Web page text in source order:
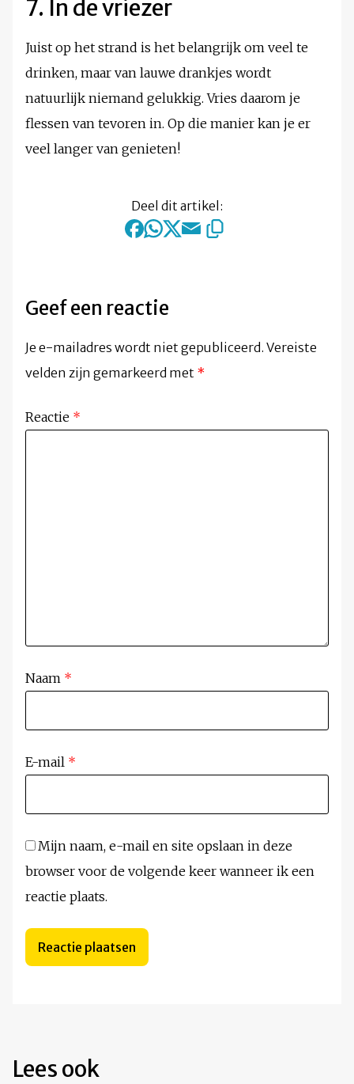
7. In de vriezer
Juist op het strand is het belangrijk om veel te
drinken, maar van lauwe drankjes wordt
natuurlijk niemand gelukkig. Vries daarom je
flessen van tevoren in. Op die manier kan je er
veel langer van genieten!
Deel dit artikel:
Geef een reactie
Je e-mailadres wordt niet gepubliceerd. Vereiste
velden zijn gemarkeerd met *
Reactie *
Naam *
E-mail *
Mijn naam, e-mail en site opslaan in deze
browser voor de volgende keer wanneer ik een
reactie plaats.
Lees ook